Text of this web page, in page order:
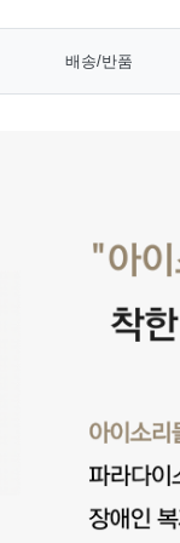
배송/반품